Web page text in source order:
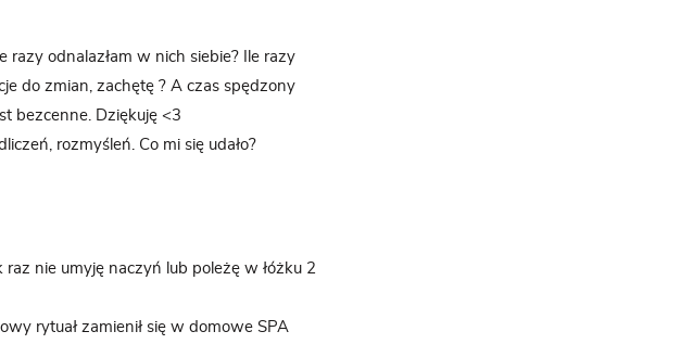
razy odnalazłam w nich siebie? Ile razy
do zmian, zachętę ? A czas spędzony
bezcenne. Dziękuję <3
rozmyśleń. Co mi się udało?
nie umyję naczyń lub poleżę w łóżku 2
rytuał zamienił się w domowe SPA